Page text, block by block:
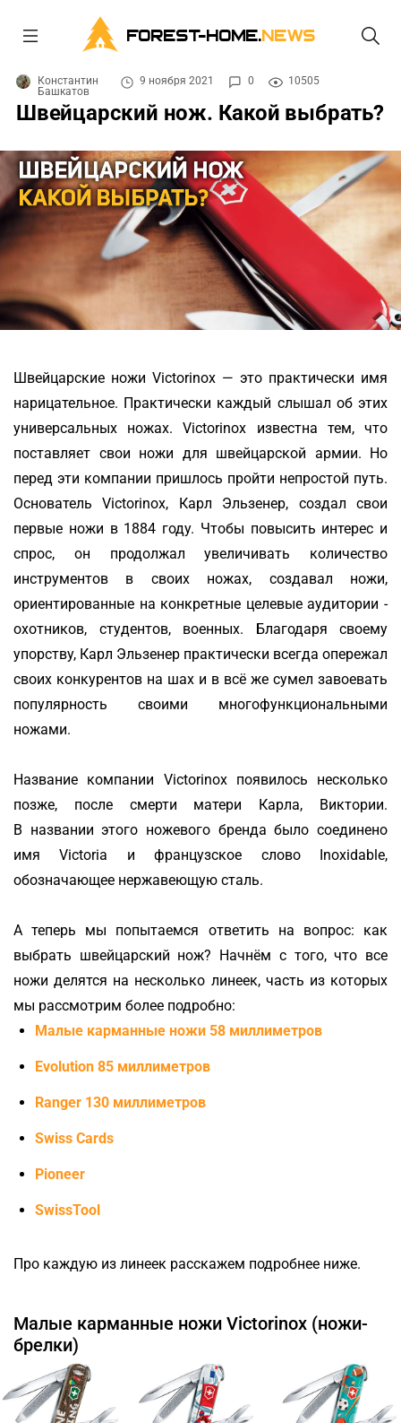
FOREST-HOME.NEWS
Константин
Башкатов
9 ноября 2021 0 10505
Швейцарский нож. Какой выбрать?
Швейцарские ножи Victorinox — это практически имя
нарицательное. Практически каждый слышал об этих
универсальных ножах. Victorinox известна тем, что
поставляет свои ножи для швейцарской армии. Но
перед эти компании пришлось пройти непростой путь.
Основатель Victorinox, Карл Эльзенер, создал свои
первые ножи в 1884 году. Чтобы повысить интерес и
спрос, он продолжал увеличивать количество
инструментов в своих ножах, создавал ножи,
ориентированные на конкретные целевые аудитории -
охотников, студентов, военных. Благодаря своему
упорству, Карл Эльзенер практически всегда опережал
своих конкурентов на шах и в всё же сумел завоевать
популярность своими многофункциональными
ножами.
Название компании Victorinox появилось несколько
позже, после смерти матери Карла, Виктории.
В названии этого ножевого бренда было соединено
имя Victoria и французское слово Inoxidable,
обозначающее нержавеющую сталь.
А теперь мы попытаемся ответить на вопрос: как
выбрать швейцарский нож? Начнём с того, что все
ножи делятся на несколько линеек, часть из которых
мы рассмотрим более подробно:
Малые карманные ножи 58 миллиметров
Evolution 85 миллиметров
Ranger 130 миллиметров
Swiss Cards
Pioneer
SwissTool
Про каждую из линеек расскажем подробнее ниже.
Малые карманные ножи Victorinox (ножи-
брелки)